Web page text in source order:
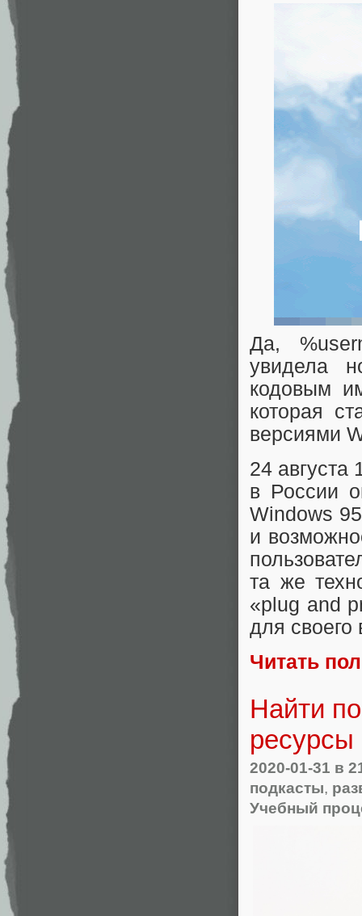
Да,
увидела
кодовым
которая
версиями
24
в России
Windows
и
та же
«plug and
для своего
Читать
Найти
ресурсы
2020-01-31 в
подкасты,
Учебный